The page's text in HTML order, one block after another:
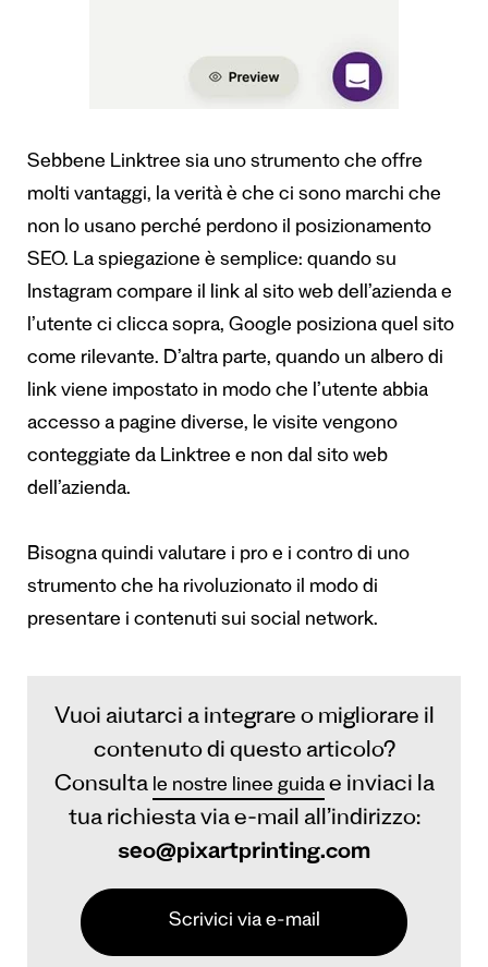
Sebbene Linktree sia uno strumento che offre
molti vantaggi, la verità è che ci sono marchi che
non lo usano perché perdono il posizionamento
SEO. La spiegazione è semplice: quando su
Instagram compare il link al sito web dell’azienda e
l’utente ci clicca sopra, Google posiziona quel sito
come rilevante. D’altra parte, quando un albero di
link viene impostato in modo che l’utente abbia
accesso a pagine diverse, le visite vengono
conteggiate da Linktree e non dal sito web
dell’azienda.
Bisogna quindi valutare i pro e i contro di uno
strumento che ha rivoluzionato il modo di
presentare i contenuti sui social network.
Vuoi aiutarci a integrare o migliorare il
contenuto di questo articolo?
Consulta le nostre linee guidae inviaci la
tua richiesta via e-mail all’indirizzo:
seo@pixartprinting.com
Scrivici via e-mail